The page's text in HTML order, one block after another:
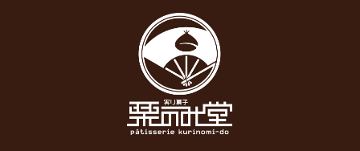
2025年10月(6)
2025年9月(11)
2025年8月(11)
2025年7月(12)
2025年6月(13)